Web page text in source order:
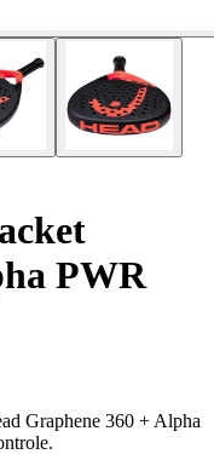
PWR
Graphene 360 + Alpha